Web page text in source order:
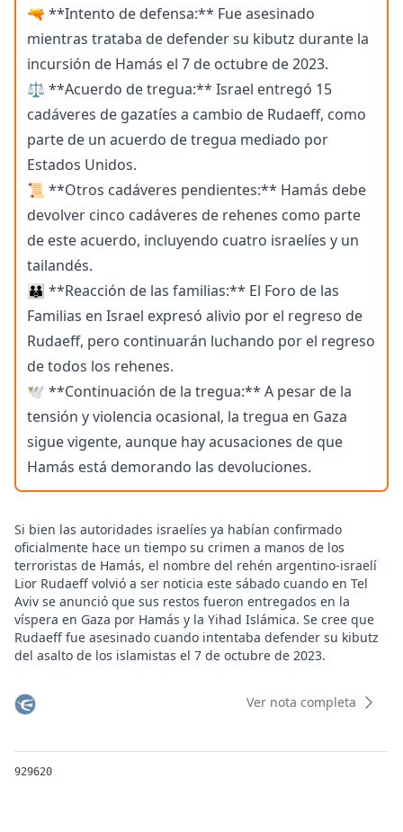
🔫 **Intento de defensa:** Fue asesinado
mientras trataba de defender su kibutz durante la
incursión de Hamás el 7 de octubre de 2023.
⚖️ **Acuerdo de tregua:** Israel entregó 15
cadáveres de gazatíes a cambio de Rudaeff, como
parte de un acuerdo de tregua mediado por
Estados Unidos.
📜 **Otros cadáveres pendientes:** Hamás debe
devolver cinco cadáveres de rehenes como parte
de este acuerdo, incluyendo cuatro israelíes y un
tailandés.
👪 **Reacción de las familias:** El Foro de las
Familias en Israel expresó alivio por el regreso de
Rudaeff, pero continuarán luchando por el regreso
de todos los rehenes.
🕊️ **Continuación de la tregua:** A pesar de la
tensión y violencia ocasional, la tregua en Gaza
sigue vigente, aunque hay acusaciones de que
Hamás está demorando las devoluciones.
Si bien las autoridades israelíes ya habían confirmado
oficialmente hace un tiempo su crimen a manos de los
terroristas de Hamás, el nombre del rehén argentino-israelí
Lior Rudaeff volvió a ser noticia este sábado cuando en Tel
Aviv se anunció que sus restos fueron entregados en la
víspera en Gaza por Hamás y la Yihad Islámica. Se cree que
Rudaeff fue asesinado cuando intentaba defender su kibutz
del asalto de los islamistas el 7 de octubre de 2023.
nacional de medicina legal (...), el ejército israelí informó a la
familia de Lior Rudaeff que ha sido repatriado para ser
años su familia se mudó a Israel. Trabajaba como chófer de
Ver nota completa
929620